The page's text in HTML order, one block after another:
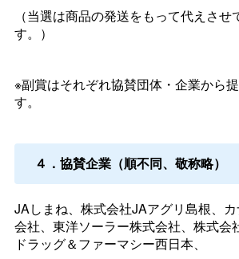
（当選は商品の発送をもって代えさせ
す。）
※副賞はそれぞれ協賛団体・企業から
す。
４．協賛企業（順不同、敬称略）
JAしまね、株式会社JAアグリ島根、
会社、東洋ソーラー株式会社、株式会
ドラッグ＆ファーマシー西日本、